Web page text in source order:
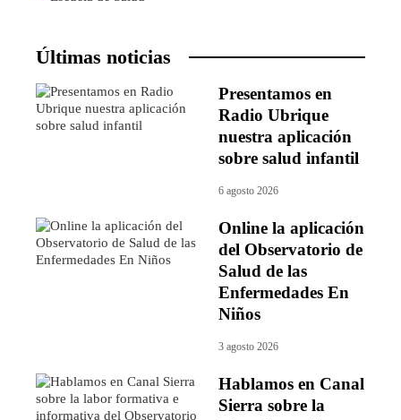
Últimas noticias
Presentamos en
Radio Ubrique
nuestra aplicación
sobre salud infantil
6 agosto 2026
Online la aplicación
del Observatorio de
Salud de las
Enfermedades En
Niños
3 agosto 2026
Hablamos en Canal
Sierra sobre la